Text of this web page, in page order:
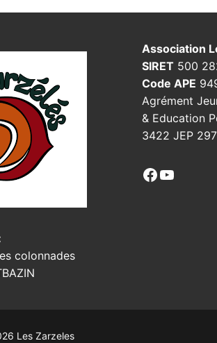
colonnades
Association
SIRET 500
Code APE
Agrément
& Education
3422 JEP 297
Facebook
YouTube
Les Zarzeles